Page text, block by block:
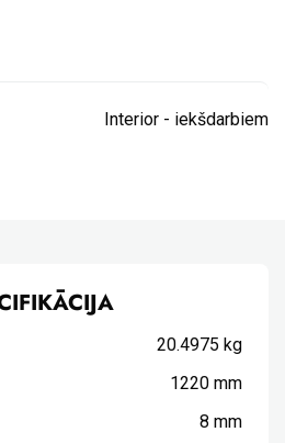
Interior - iekšdarbiem
20.4975 kg
1220 mm
8 mm